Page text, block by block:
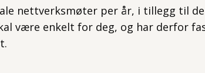
nettverksmøter per år, i tillegg til
være enkelt for deg, og har derfor